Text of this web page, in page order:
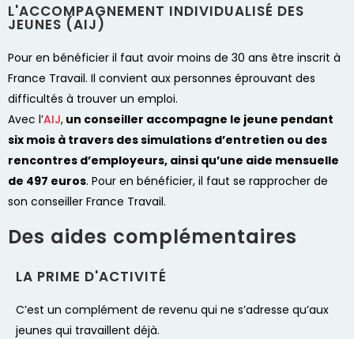
L'ACCOMPAGNEMENT INDIVIDUALISÉ DES
JEUNES (AIJ)
Pour en bénéficier il faut avoir moins de 30 ans être inscrit à
France Travail. Il convient aux personnes éprouvant des
difficultés à trouver un emploi.
Avec l’AIJ, un conseiller accompagne le jeune pendant
six mois à travers des simulations d’entretien ou des
rencontres d’employeurs, ainsi qu’une aide mensuelle
de 497 euros. Pour en bénéficier, il faut se rapprocher de
son conseiller France Travail.
Des aides complémentaires
LA PRIME D'ACTIVITÉ
C’est un complément de revenu qui ne s’adresse qu’aux
jeunes qui travaillent déjà.